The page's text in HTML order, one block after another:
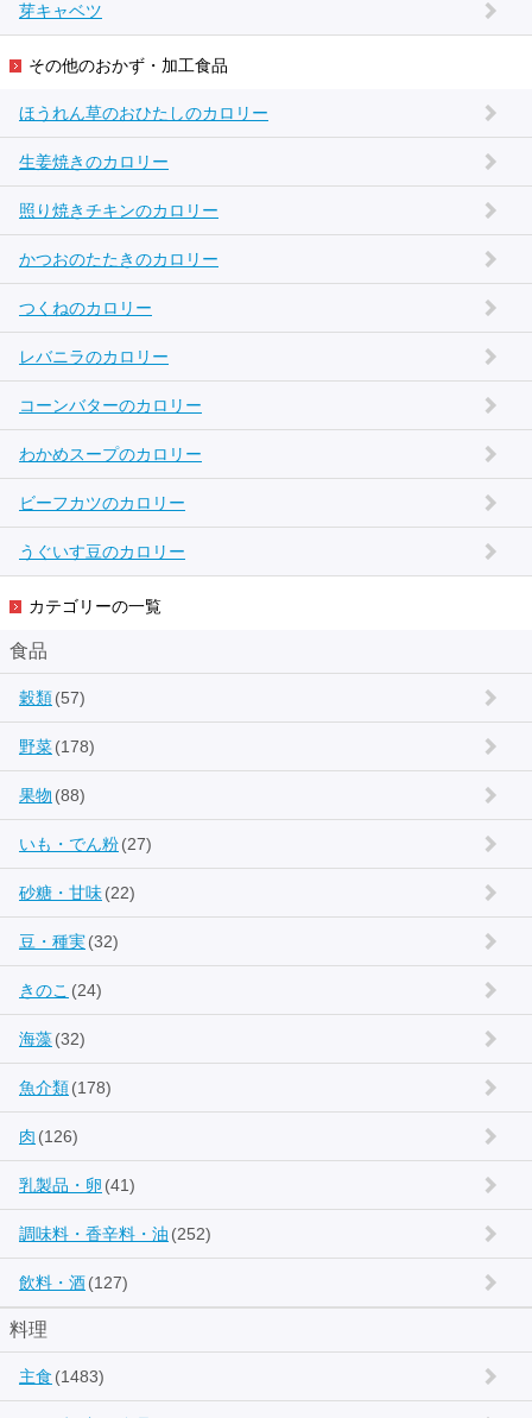
芽キャベツ
その他のおかず・加工食品
ほうれん草のおひたしのカロリー
生姜焼きのカロリー
照り焼きチキンのカロリー
かつおのたたきのカロリー
つくねのカロリー
レバニラのカロリー
コーンバターのカロリー
わかめスープのカロリー
ビーフカツのカロリー
うぐいす豆のカロリー
カテゴリーの一覧
食品
穀類(57)
野菜(178)
果物 (88)
いも・でん粉(27)
砂糖・甘味(22)
豆・種実(32)
きのこ (24)
海藻(32)
魚介類(178)
肉 (126)
乳製品・卵 (41)
調味料・香辛料・油 (252)
飲料・酒(127)
料理
主食 (1483)